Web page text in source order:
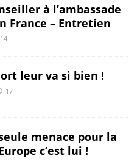
à l’ambassade
France – Entretien
14
leur va si bien !
17
menace pour la
c’est lui !